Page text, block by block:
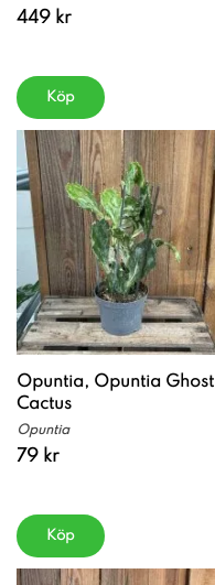
449 kr
Köp
Opuntia, Opuntia Ghost
Cactus
Opuntia
79 kr
Köp